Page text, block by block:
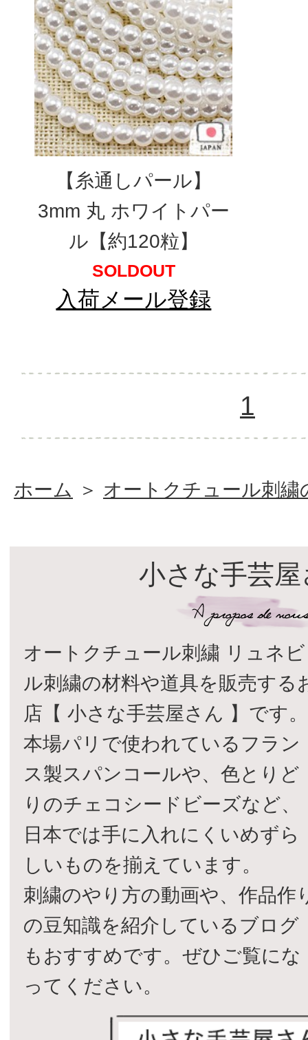
【糸通しパール】
3mm 丸 ホワイトパー
ル【約120粒】
SOLDOUT
入荷メール登録
1
ホーム ＞ オートクチュール刺繍
小さな手芸
オートクチュール刺繍 リュネビ
ル刺繍の材料や道具を販売する
店【 小さな手芸屋さん 】です。
本場パリで使われているフラン
ス製スパンコールや、色とりど
りのチェコシードビーズなど、
日本では手に入れにくいめずら
しいものを揃えています。
刺繍のやり方の動画や、作品作
の豆知識を紹介しているブログ
もおすすめです。ぜひご覧にな
ってください。